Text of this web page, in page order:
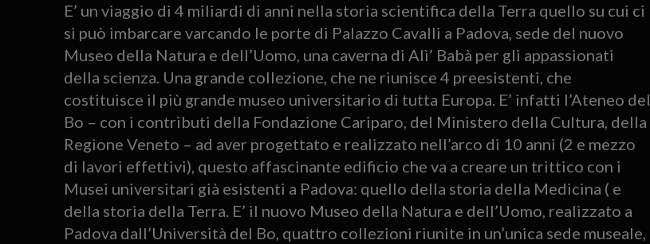
E’ un viaggio di 4 miliardi di anni nella storia scientifica della Terra quello su cui ci
si può imbarcare varcando le porte di Palazzo Cavalli a Padova, sede del nuovo
Museo della Natura e dell’Uomo, una caverna di Alì’ Babà per gli appassionati
della scienza. Una grande collezione, che ne riunisce 4 preesistenti, che
costituisce il più grande museo universitario di tutta Europa. E’ infatti l’Ateneo del
Bo – con i contributi della Fondazione Cariparo, del Ministero della Cultura, della
Regione Veneto – ad aver progettato e realizzato nell’arco di 10 anni (2 e mezzo
di lavori effettivi), questo affascinante edificio che va a creare un trittico con i
Musei universitari già esistenti a Padova: quello della storia della Medicina ( e
della storia della Terra. E’ il nuovo Museo della Natura e dell’Uomo, realizzato a
Padova dall’Università del Bo, quattro collezioni riunite in un’unica sede museale,